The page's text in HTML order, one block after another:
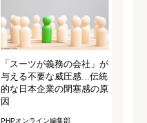
「スーツが義務の会社」が
与える不要な威圧感...伝統
的な日本企業の閉塞感の原
因
PHPオンライン編集部